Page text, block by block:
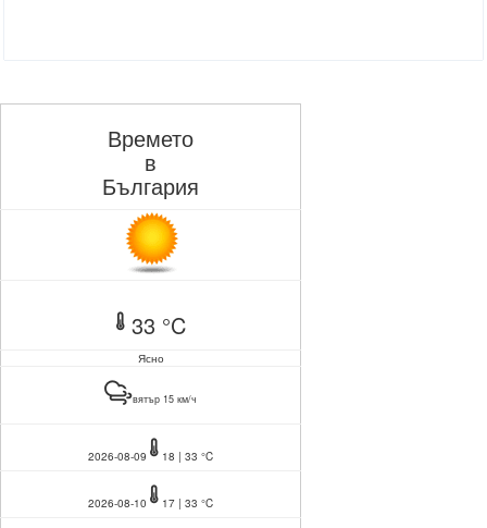
Времето
в
България
33 °C
Ясно
вятър 15 км/ч
2026-08-09 18 | 33 °C
2026-08-10 17 | 33 °C